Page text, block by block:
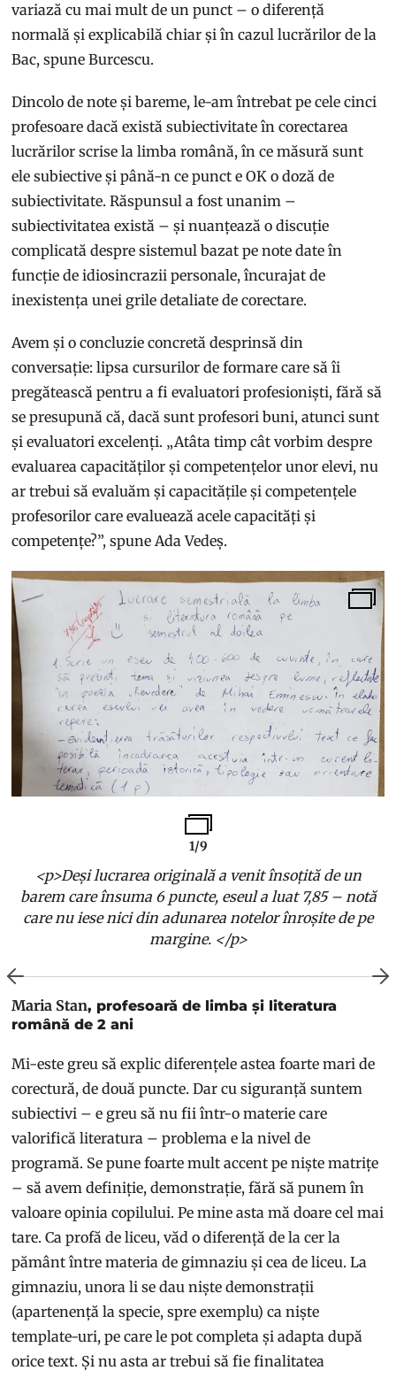
variază cu mai mult de un punct – o diferență
normală și explicabilă chiar și în cazul lucrărilor de la
Bac, spune Burcescu.
Dincolo de note și bareme, le-am întrebat pe cele cinci
profesoare dacă există subiectivitate în corectarea
lucrărilor scrise la limba română, în ce măsură sunt
ele subiective și până-n ce punct e OK o doză de
subiectivitate. Răspunsul a fost unanim –
subiectivitatea există – și nuanțează o discuție
complicată despre sistemul bazat pe note date în
funcție de idiosincrazii personale, încurajat de
inexistența unei grile detaliate de corectare.
Avem și o concluzie concretă desprinsă din
conversație: lipsa cursurilor de formare care să îi
pregătească pentru a fi evaluatori profesioniști, fără să
se presupună că, dacă sunt profesori buni, atunci sunt
și evaluatori excelenți. „Atâta timp cât vorbim despre
evaluarea capacităților și competențelor unor elevi, nu
ar trebui să evaluăm și capacitățile și competențele
profesorilor care evaluează acele capacități și
competențe?”, spune Ada Vedeș.
1/9
<p>Deși lucrarea originală a venit însoțită de un
barem care însuma 6 puncte, eseul a luat 7,85 – notă
care nu iese nici din adunarea notelor înroșite de pe
margine. </p>
Maria Stan, profesoară de limba și literatura
română de 2 ani
Mi-este greu să explic diferențele astea foarte mari de
corectură, de două puncte. Dar cu siguranță suntem
subiectivi – e greu să nu fii într-o materie care
valorifică literatura – problema e la nivel de
programă. Se pune foarte mult accent pe niște matrițe
– să avem definiție, demonstrație, fără să punem în
valoare opinia copilului. Pe mine asta mă doare cel mai
tare. Ca profă de liceu, văd o diferență de la cer la
pământ între materia de gimnaziu și cea de liceu. La
gimnaziu, unora li se dau niște demonstrații
(apartenență la specie, spre exemplu) ca niște
template-uri, pe care le pot completa și adapta după
orice text. Și nu asta ar trebui să fie finalitatea